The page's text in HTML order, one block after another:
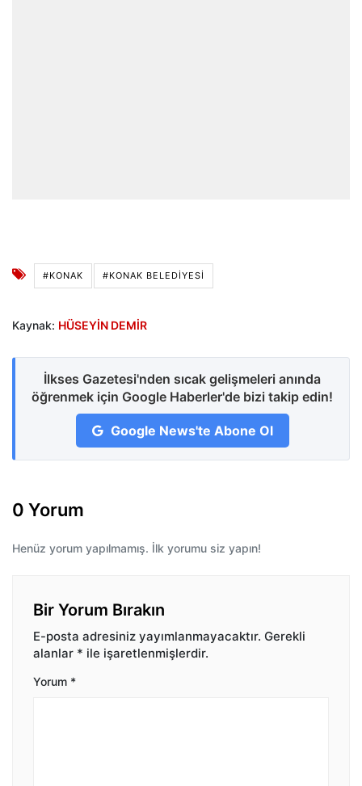
#KONAK #KONAK BELEDIYESI
Kaynak: HÜSEYİN DEMİR
İlkses Gazetesi'nden sıcak gelişmeleri anında
öğrenmek için Google Haberler'de bizi takip edin!
Google News'te Abone Ol
0 Yorum
Henüz yorum yapılmamış. İlk yorumu siz yapın!
Bir Yorum Bırakın
E-posta adresiniz yayımlanmayacaktır. Gerekli
alanlar * ile işaretlenmişlerdir.
Yorum *